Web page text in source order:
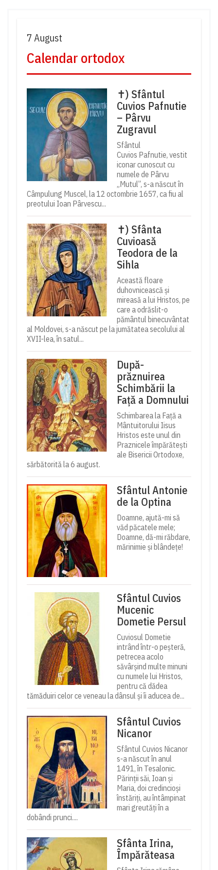
7 August
Calendar ortodox
✝) Sfântul
Cuvios Pafnutie
– Pârvu
Zugravul
Sfântul
Cuvios Pafnutie, vestit
iconar cunoscut cu
numele de Pârvu
„Mutul”, s-a născut în
Câmpulung Muscel, la 12 octombrie 1657, ca fiu al
preotului Ioan Pârvescu...
✝) Sfânta
Cuvioasă
Teodora de la
Sihla
Această floare
duhovnicească și
mireasă a lui Hristos, pe
care a odrăslit-o
pământul binecuvântat
al Moldovei, s-a născut pe la jumătatea secolului al
XVII-lea, în satul...
După-
prăznuirea
Schimbării la
Față a Domnului
Schimbarea la Față a
Mântuitorului Iisus
Hristos este unul din
Praznicele împărătești
ale Bisericii Ortodoxe,
sărbătorită la 6 august.
Sfântul Antonie
de la Optina
Doamne, ajută-mi să
văd păcatele mele;
Doamne, dă-mi răbdare,
mărinimie şi blândeţe!
Sfântul Cuvios
Mucenic
Dometie Persul
Cuviosul Dometie
intrând într-o peșteră,
petrecea acolo
săvârșind multe minuni
cu numele lui Hristos,
pentru că dădea
tămăduiri celor ce veneau la dânsul și îi aducea de...
Sfântul Cuvios
Nicanor
Sfântul Cuvios Nicanor
s-a născut în anul
1491, în Tesalonic.
Părinții săi, Ioan și
Maria, doi credincioși
înstăriți, au întâmpinat
mari greutăți în a
dobândi prunci....
Sfânta Irina,
Împărăteasa